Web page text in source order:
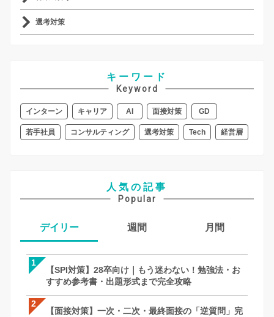
選考対策
キーワード
Keyword
インターン キャリア AI 面接対策 GD
若手社員 コンサルティング 選考対策 Tech 経営層
人気の記事
Popular
デイリー
1
【SPI対策】28卒向け｜もう迷わない！勉強法・お
すすめ参考書・出題形式まで完全攻略
2
【面接対策】一次・二次・最終面接の「逆質問」完
週間
【SPI対策】28卒向け｜もう迷わない！
すすめ参考書・出題形式まで完全攻略
【面接対策】一次・二次・最終面接の「
月間
【面接対策】一次・二次・最終面接の「
全攻略！何個聞く？メモはOK？就活での
徹底解説｜27卒・28卒向け
【SPI対策】28卒向け｜もう迷わない！